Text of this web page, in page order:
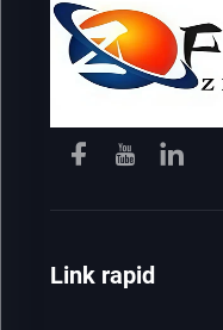
Link rapid